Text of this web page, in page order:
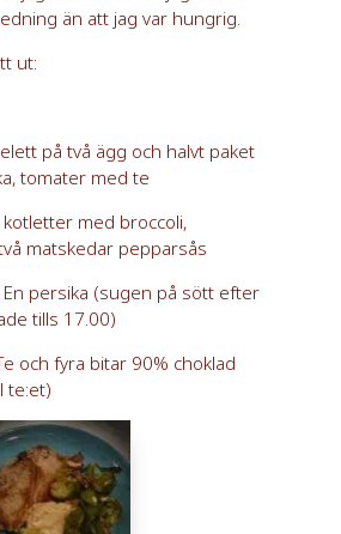
än att jag var hungrig.
ut:
på två ägg och halvt paket
tomater med te
kotletter med broccoli,
matskedar pepparsås
En persika (sugen på sött efter
tills 17.00)
och fyra bitar 90% choklad
te:et)